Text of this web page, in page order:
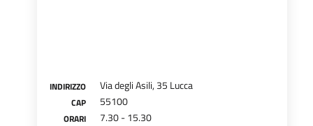
INDIRIZZO Via degli Asili, 35 Lucca
CAP 55100
ORARI 7.30 - 15.30